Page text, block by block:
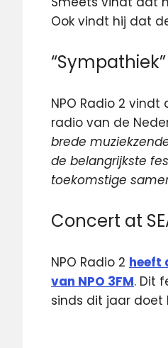
Ook vindt hij dat
“Sympathiek”
NPO Radio 2
radio van de
brede
de belangrijkste
toekomstige
Concert at
NPO Radio 2 heeft
van NPO 3FM. Dit
sinds dit jaar doet